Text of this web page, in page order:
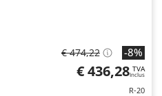
€ 474,22 -8%
€ 436,28 TVA
Inclus
R-20